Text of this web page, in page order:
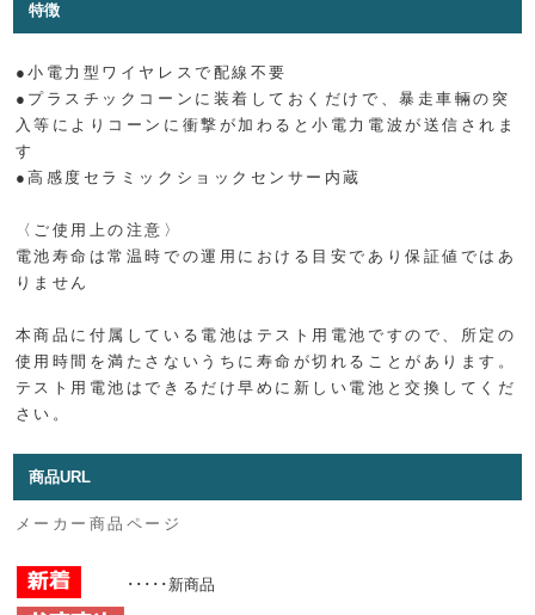
特徴
●小電力型ワイヤレスで配線不要
●プラスチックコーンに装着しておくだけで、暴走車輛の突
入等によりコーンに衝撃が加わると小電力電波が送信されま
す
●高感度セラミックショックセンサー内蔵
〈ご使用上の注意〉
電池寿命は常温時での運用における目安であり保証値ではあ
りません
本商品に付属している電池はテスト用電池ですので、所定の
使用時間を満たさないうちに寿命が切れることがあります。
テスト用電池はできるだけ早めに新しい電池と交換してくだ
さい。
商品URL
メーカー商品ページ
･････新商品